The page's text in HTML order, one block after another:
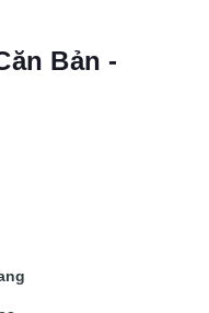
Bản -